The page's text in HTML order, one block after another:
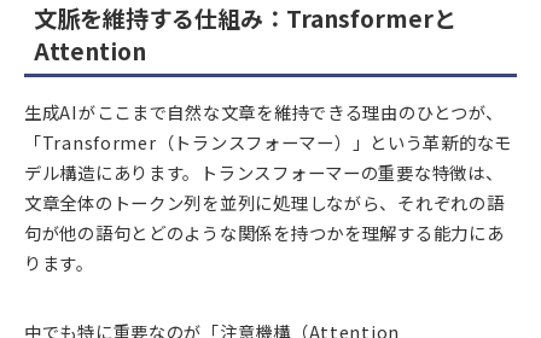
文脈を維持する仕組み：Transformerと
Attention
生成AIがここまで自然な文章を維持できる理由のひとつが、
「Transformer（トランスフォーマー）」という革新的なモ
デル構造にあります。トランスフォーマーの重要な特徴は、
文章全体のトークン列を並列に処理しながら、それぞれの語
句が他の語句とどのような関係を持つかを理解する能力にあ
ります。
中でも特に重要なのが「注意機構（Attention